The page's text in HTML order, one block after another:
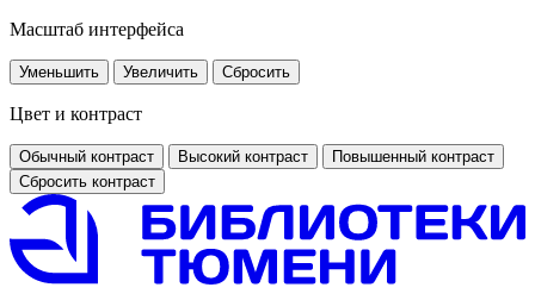
Масштаб интерфейса
Уменьшить Увеличить Сбросить
Цвет и контраст
Обычный контраст Высокий контраст
Повышенный контраст
Сбросить контраст